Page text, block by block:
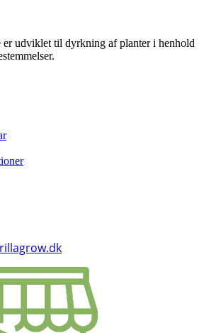
er udviklet til dyrkning af planter i henhold